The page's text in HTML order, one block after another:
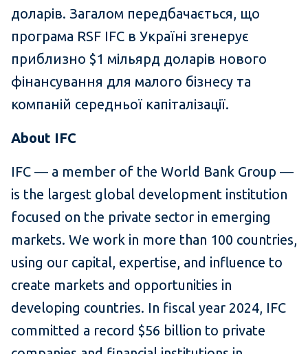
доларів. Загалом передбачається, що
програма RSF IFC в Україні згенерує
приблизно $1 мільярд доларів нового
фінансування для малого бізнесу та
компаній середньої капіталізації.
About IFC
IFC — a member of the World Bank Group —
is the largest global development institution
focused on the private sector in emerging
markets. We work in more than 100 countries,
using our capital, expertise, and influence to
create markets and opportunities in
developing countries. In fiscal year 2024, IFC
committed a record $56 billion to private